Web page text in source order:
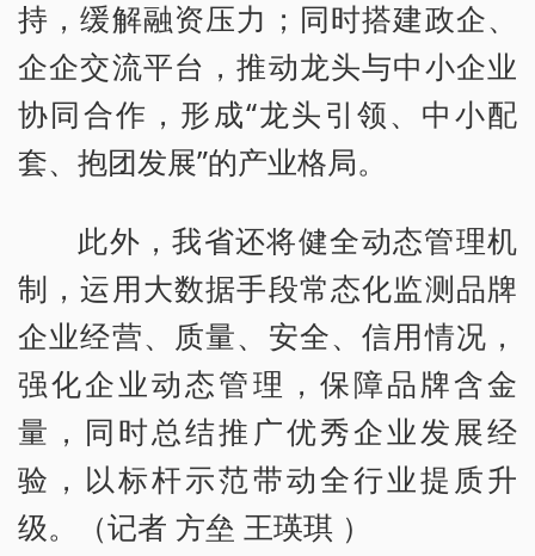
持，缓解融资压力；同时搭建政企、
企企交流平台，推动龙头与中小企业
协同合作，形成“龙头引领、中小配
套、抱团发展”的产业格局。
此外，我省还将健全动态管理机
制，运用大数据手段常态化监测品牌
企业经营、质量、安全、信用情况，
强化企业动态管理，保障品牌含金
量，同时总结推广优秀企业发展经
验，以标杆示范带动全行业提质升
级。（记者 方垒 王瑛琪 ）